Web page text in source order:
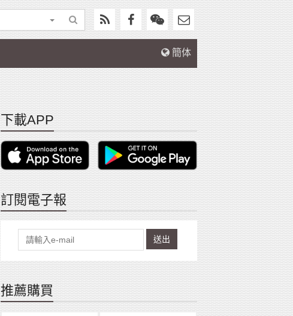
簡体
下載APP
訂閱電子報
送出
推薦購買